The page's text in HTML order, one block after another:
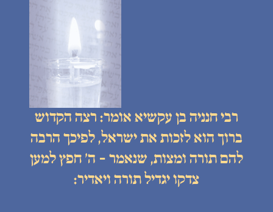
רבי חנניה בן עקשיא אומר: רצה הקדוש
ברוך הוא לזכות את ישראל, לפיכך הרבה
להם תורה ומצות, שנאמר - ה׳ חפץ למען
צדקו יגדיל תורה ויאדיר: